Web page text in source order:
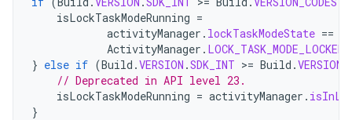
isLockTaskModeRunning =
activityManager . lockTaskModeState ==
ActivityManager . LOCK_TASK_MODE_LOCKED
} else if (Build .VERSION .SDK_INT >= Build .
// Deprecated in API level 23.
isLockTaskModeRunning = activityManager .
}